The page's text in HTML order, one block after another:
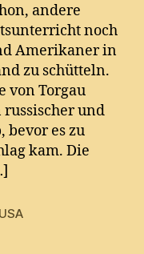
ein
Fake
andere
noch
Amerikaner in
zu schütteln.
von Torgau
und
bevor es zu
kam. Die
USA